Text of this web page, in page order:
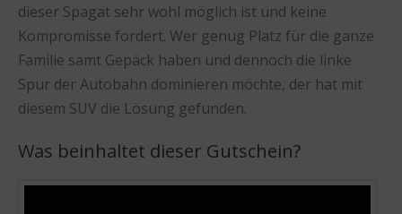
dieser Spagat sehr wohl möglich ist und keine
Kompromisse fordert. Wer genug Platz für die ganze
Familie samt Gepäck haben und dennoch die linke
Spur der Autobahn dominieren möchte, der hat mit
diesem SUV die Lösung gefunden.
Was beinhaltet dieser Gutschein?